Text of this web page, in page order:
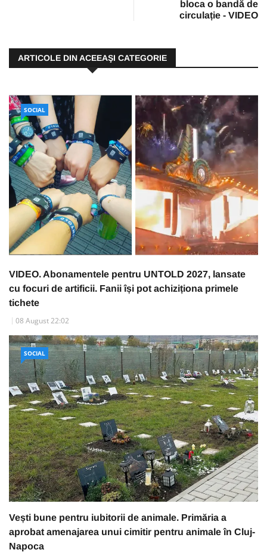
bloca o bandă de
circulație - VIDEO
ARTICOLE DIN ACEEAŞI CATEGORIE
SOCIAL
VIDEO. Abonamentele pentru UNTOLD 2027, lansate
cu focuri de artificii. Fanii își pot achiziționa primele
tichete
08 August 22:02
SOCIAL
Vești bune pentru iubitorii de animale. Primăria a
aprobat amenajarea unui cimitir pentru animale în Cluj-
Napoca